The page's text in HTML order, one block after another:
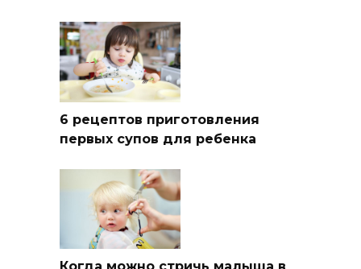
6 рецептов приготовления
первых супов для ребенка